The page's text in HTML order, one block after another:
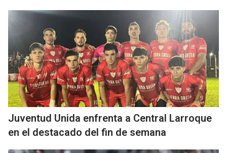
Juventud Unida enfrenta a Central Larroque
en el destacado del fin de semana